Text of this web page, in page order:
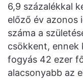
6,9 százalékkal
előző év azonos
száma a
csökkent, ennek
fogyás 42 ezer
alacsonyabb az